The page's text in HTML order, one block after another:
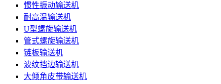
惯性振动输送机
耐高温输送机
U型螺旋输送机
管式螺旋输送机
链板输送机
波纹挡边输送机
大倾角皮带输送机